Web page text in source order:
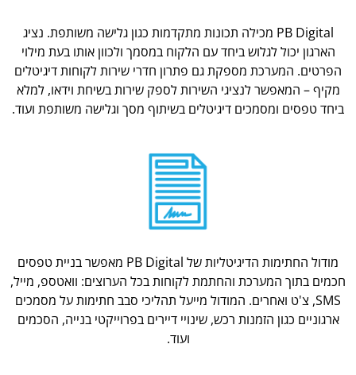
PB Digital מכילה תכונות מתקדמות כגון גלישה משותפת. נציג
הארגון יכול לגלוש ביחד עם הלקוח במסמך ולכוון אותו בעת מילוי
הפרטים. המערכת מספקת גם פתרון חדרי שירות לקוחות דיגיטלים
מקיף – המאפשר לנציגי השירות לספק שירות בשיחת וידאו, למלא
ביחד טפסים ומסמכים דיגיטלים בשיתוף מסך וגלישה משותפת ועוד.
מודול החתימות הדיגיטליות של PB Digital מאפשר בניית טפסים
חכמים בתוך המערכת והחתמת לקוחות בכל הערוצים: וואטספ, מייל,
SMS, צ'ט ואחרים. המודול מייעל תהליכי סבב חתימות על מסמכים
ארגוניים כגון הזמנות רכש, שינויי דיירים בפרוייקטי בנייה, הסכמים
ועוד.